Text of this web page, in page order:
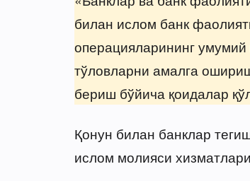
билан ислом банк
операцияларининг
тўловларни амалга
бериш бўйича қоидалар
Қонун билан банклар
ислом молияси